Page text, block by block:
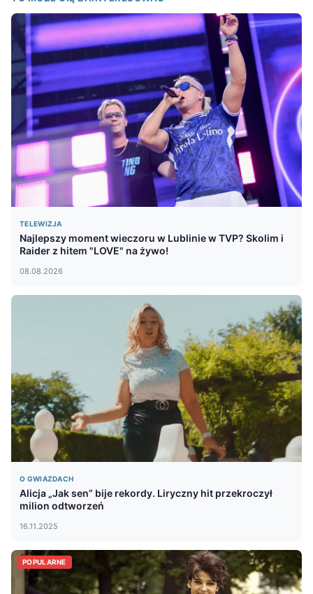
TELEWIZJA
Najlepszy moment wieczoru w Lublinie w TVP? Skolim i
Raider z hitem "LOVE" na żywo!
08.08.2026
O GWIAZDACH
Alicja „Jak sen” bije rekordy. Liryczny hit przekroczył
milion odtworzeń
16.11.2025
POPULARNE